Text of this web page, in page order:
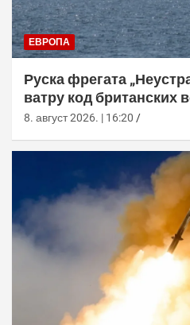
ЕВРОПА
Руска фрегата
ватру код британских
морнарица појачала
8. август 2026. | 16:20